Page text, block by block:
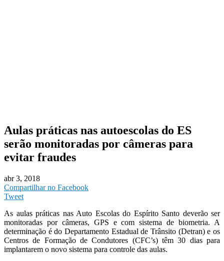
Aulas práticas nas autoescolas do ES
serão monitoradas por câmeras para
evitar fraudes
abr 3, 2018
Compartilhar no Facebook
Tweet
As aulas práticas nas Auto Escolas do Espírito Santo deverão ser
monitoradas por câmeras, GPS e com sistema de biometria. A
determinação é do Departamento Estadual de Trânsito (Detran) e os
Centros de Formação de Condutores (CFC’s) têm 30 dias para
implantarem o novo sistema para controle das aulas.